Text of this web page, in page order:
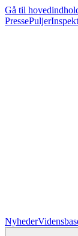
Gå til
PressePuljer
Nyheder